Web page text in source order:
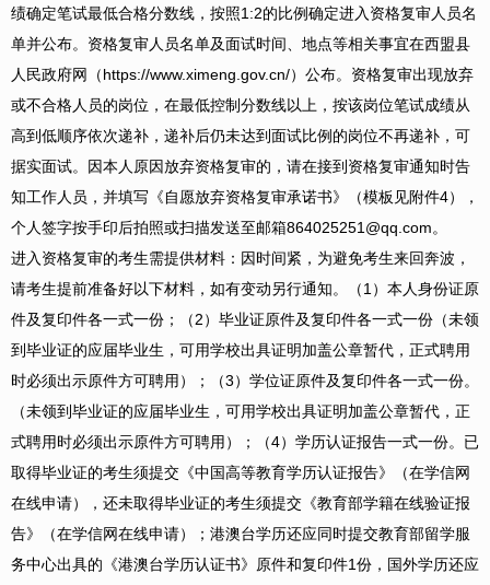
绩确定笔试最低合格分数线，按照1:2的比例确定进入资格复审人员名
单并公布。资格复审人员名单及面试时间、地点等相关事宜在西盟县
人民政府网（https://www.ximeng.gov.cn/）公布。资格复审出现放弃
或不合格人员的岗位，在最低控制分数线以上，按该岗位笔试成绩从
高到低顺序依次递补，递补后仍未达到面试比例的岗位不再递补，可
据实面试。因本人原因放弃资格复审的，请在接到资格复审通知时告
知工作人员，并填写《自愿放弃资格复审承诺书》（模板见附件4），
个人签字按手印后拍照或扫描发送至邮箱864025251@qq.com。
进入资格复审的考生需提供材料：因时间紧，为避免考生来回奔波，
请考生提前准备好以下材料，如有变动另行通知。（1）本人身份证原
件及复印件各一式一份；（2）毕业证原件及复印件各一式一份（未领
到毕业证的应届毕业生，可用学校出具证明加盖公章暂代，正式聘用
时必须出示原件方可聘用）；（3）学位证原件及复印件各一式一份。
（未领到毕业证的应届毕业生，可用学校出具证明加盖公章暂代，正
式聘用时必须出示原件方可聘用）；（4）学历认证报告一式一份。已
取得毕业证的考生须提交《中国高等教育学历认证报告》（在学信网
在线申请），还未取得毕业证的考生须提交《教育部学籍在线验证报
告》（在学信网在线申请）；港澳台学历还应同时提交教育部留学服
务中心出具的《港澳台学历认证书》原件和复印件1份，国外学历还应